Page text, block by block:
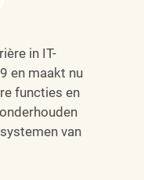
in IT-
en maakt nu
functies en
van